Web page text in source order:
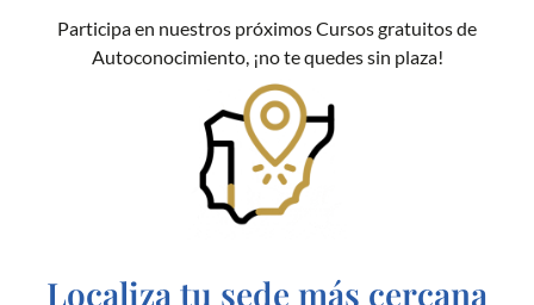
Participa en nuestros próximos Cursos gratuitos de
Autoconocimiento, ¡no te quedes sin plaza!
Localiza tu sede más cercana